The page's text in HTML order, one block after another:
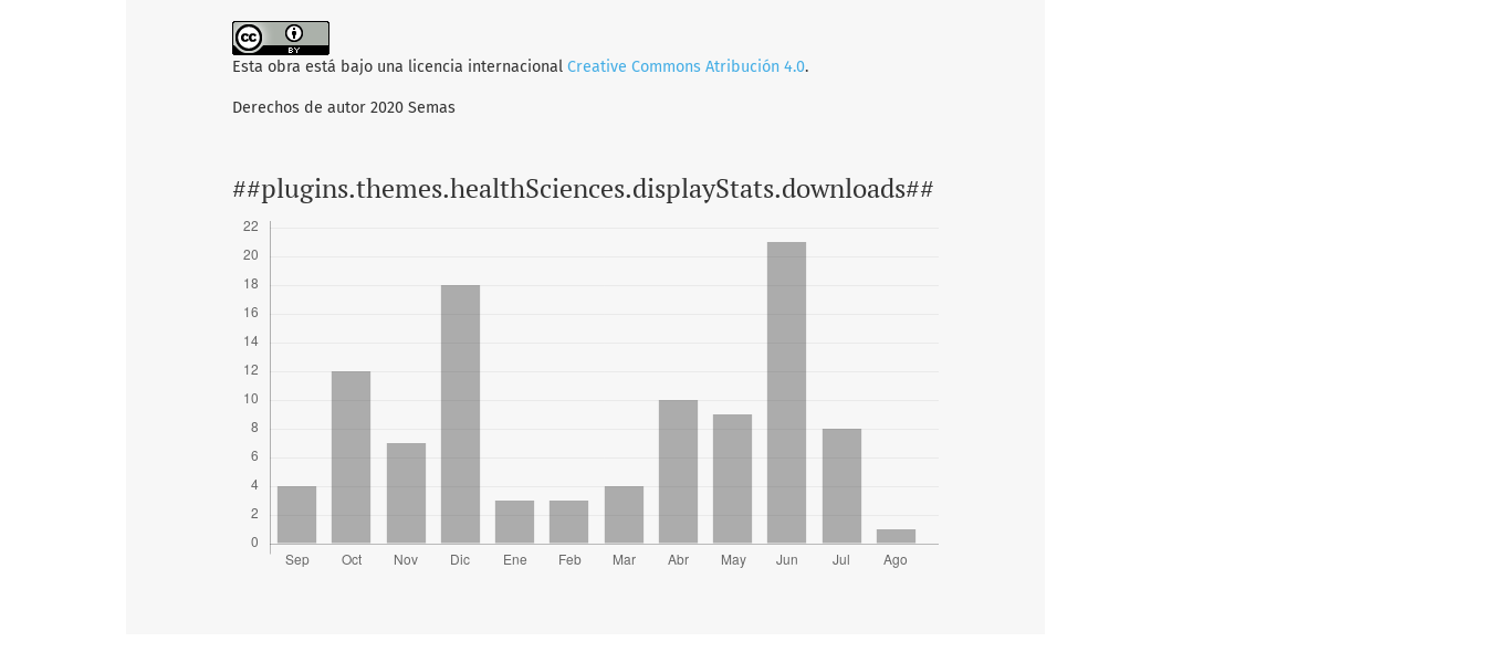
Esta obra está bajo una licencia internacional Creative Commons Atribución 4.0.
Derechos de autor 2020 Semas
##plugins.themes.healthSciences.displayStats.downloads##